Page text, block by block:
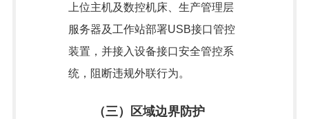
上位主机及数控机床、生产管理层
服务器及工作站部署USB接口管控
装置，并接入设备接口安全管控系
统，阻断违规外联行为。
（三）区域边界防护